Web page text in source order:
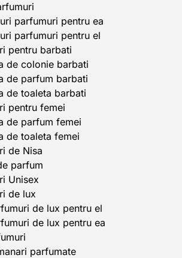
parfumuri pentru ea
parfumuri pentru el
pentru barbati
de colonie barbati
de parfum barbati
de toaleta barbati
pentru femei
de parfum femei
de toaleta femei
de Nisa
parfum
Unisex
de lux
de lux pentru el
de lux pentru ea
parfumate